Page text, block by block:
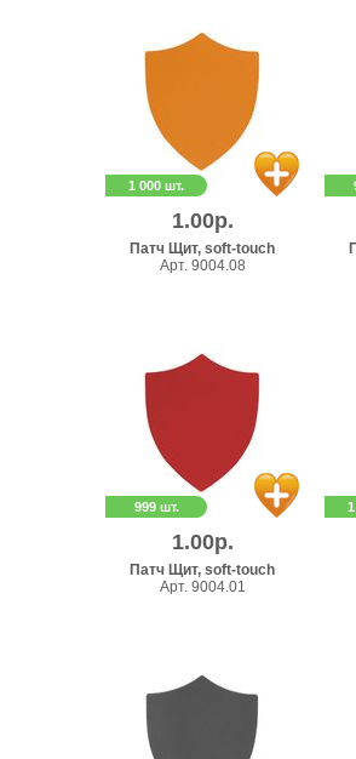
1 000 шт.
1.00р.
Патч Щит, soft-touch
Арт. 9004.08
999 шт.
1.00р.
Патч Щит, soft-touch
Арт. 9004.01